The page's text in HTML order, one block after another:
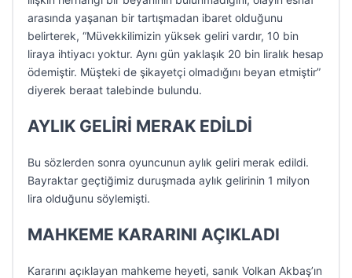
arasında yaşanan bir tartışmadan ibaret olduğunu
belirterek, “Müvekkilimizin yüksek geliri vardır, 10 bin
liraya ihtiyacı yoktur. Aynı gün yaklaşık 20 bin liralık hesap
ödemiştir. Müşteki de şikayetçi olmadığını beyan etmiştir”
diyerek beraat talebinde bulundu.
AYLIK GELİRİ MERAK EDİLDİ
Bu sözlerden sonra oyuncunun aylık geliri merak edildi.
Bayraktar geçtiğimiz duruşmada aylık gelirinin 1 milyon
lira olduğunu söylemişti.
MAHKEME KARARINI AÇIKLADI
Kararını açıklayan mahkeme heyeti, sanık Volkan Akbaş’ın